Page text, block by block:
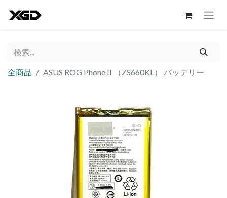
全商品 ASUS ROG Phone II （ZS660KL） バッテリー